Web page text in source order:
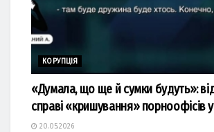
КОРУПЦІЯ
«Думала, що ще й сумки будуть»:
справі «кришування» порноофісів
20.05.2026